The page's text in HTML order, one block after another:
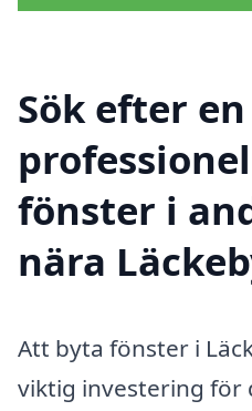
Sök efter en
fönster i
nära
Att byta fönster i
viktig investering för